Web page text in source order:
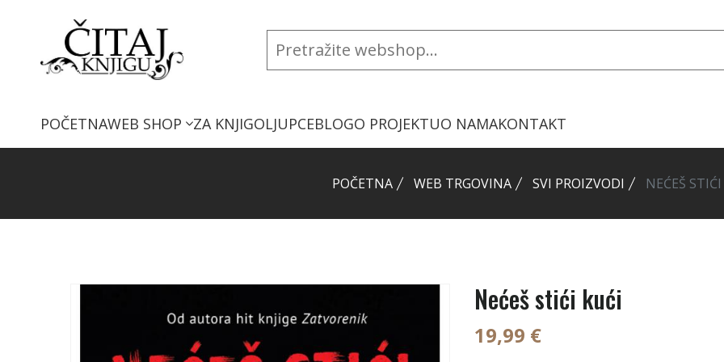
POČETNAWEB SHOP ZA KNJIGOLJUPCEBLOGO PROJEKTUO NAMAKONTAKT
POČETNA WEB TRGOVINA SVI PROIZVODI NEĆEŠ
Nećeš stići kući
19,99 €